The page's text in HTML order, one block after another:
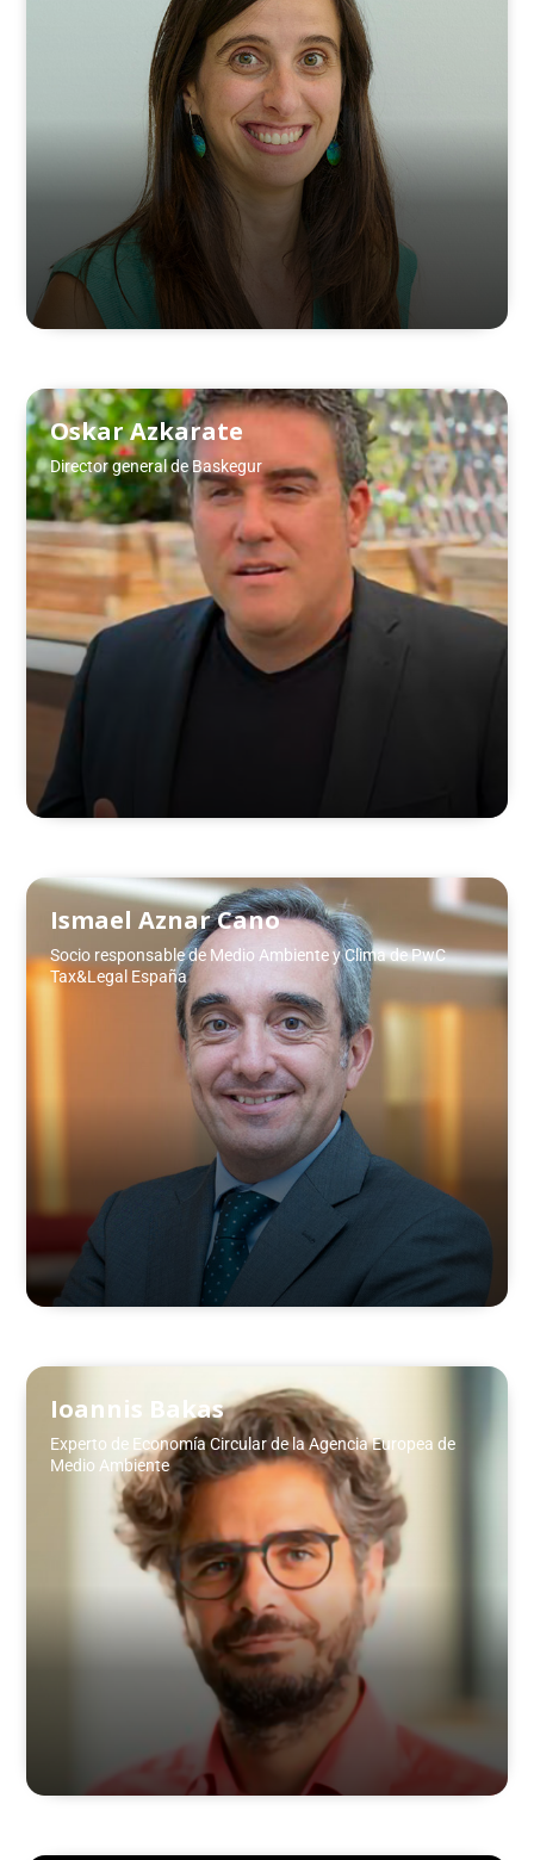
Oskar Azkarate
Director general de Baskegur
Ismael Aznar Cano
Socio responsable de Medio Ambiente y Clima de PwC
Tax&Legal España
Ioannis Bakas
Experto de Economía Circular de la Agencia Europea de
Medio Ambiente